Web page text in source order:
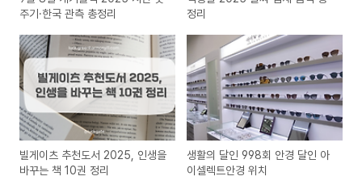
주기·한국 관측 총정리
정리
빌게이츠 추천도서 2025, 인생을
바꾸는 책 10권 정리
생활의 달인 998회 안경 달인 아
이셀렉트안경 위치